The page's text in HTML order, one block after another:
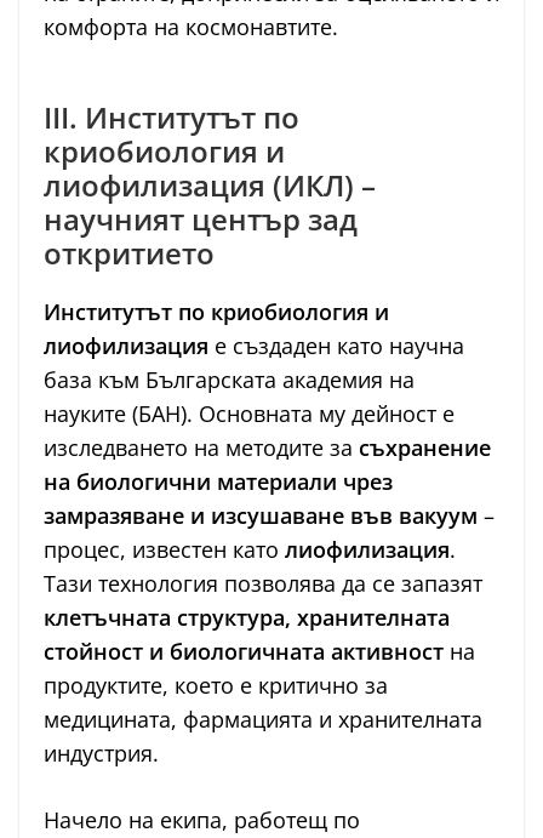
комфорта на космонавтите.
III. Институтът по
криобиология и
лиофилизация (ИКЛ) –
научният център зад
откритието
Институтът по криобиология и
лиофилизация е създаден като научна
база към Българската академия на
науките (БАН). Основната му дейност е
изследването на методите за съхранение
на биологични материали чрез
замразяване и изсушаване във вакуум –
процес, известен като лиофилизация.
Тази технология позволява да се запазят
клетъчната структура, хранителната
стойност и биологичната активност на
продуктите, което е критично за
медицината, фармацията и хранителната
индустрия.
Начело на екипа, работещ по